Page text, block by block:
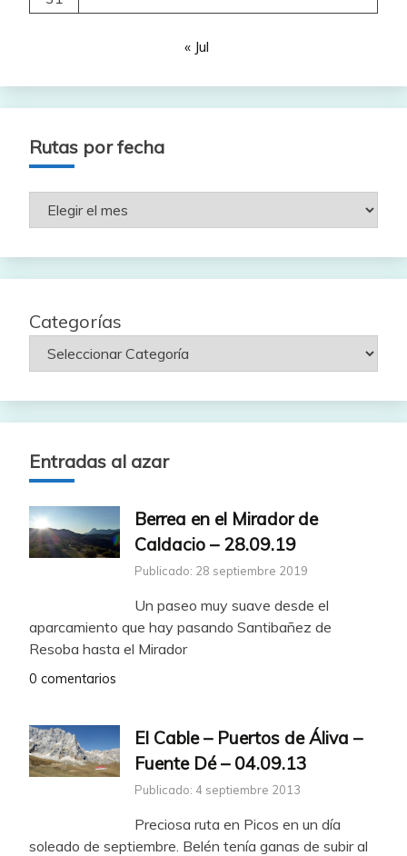
« Jul
Rutas por fecha
Rutas
por
Categorías
Entradas al azar
Berrea en el Mirador de
Caldacio – 28.09.19
Publicado: 28 septiembre 2019
Un paseo muy suave desde el
aparcamiento que hay pasando Santibañez de
Resoba hasta el Mirador
0 comentarios
El Cable – Puertos de Áliva –
Fuente Dé – 04.09.13
Publicado: 4 septiembre 2013
Preciosa ruta en Picos en un día
soleado de septiembre. Belén tenía ganas de subir al